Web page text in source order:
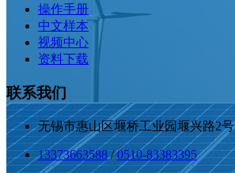
操作手册
中文样本
视频中心
资料下载
联系我们
无锡市惠山区堰桥工业园堰兴路2号
13373663588/0510-83383395